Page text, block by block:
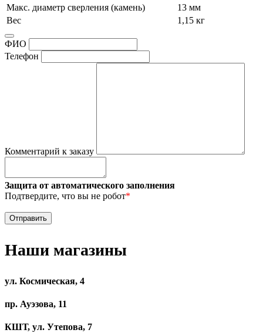
Макс. диаметр сверления (камень)
13 мм
Вес
1,15 кг
ФИО
Телефон
Комментарий к заказу
Защита от автоматического заполнения
Подтвердите, что вы не робот*
Наши магазины
ул. Космическая, 4
пр. Ауэзова, 11
КШТ, ул. Утепова, 7